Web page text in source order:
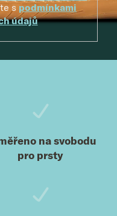
s podmínkami
údajů
na svobodu
pro prsty